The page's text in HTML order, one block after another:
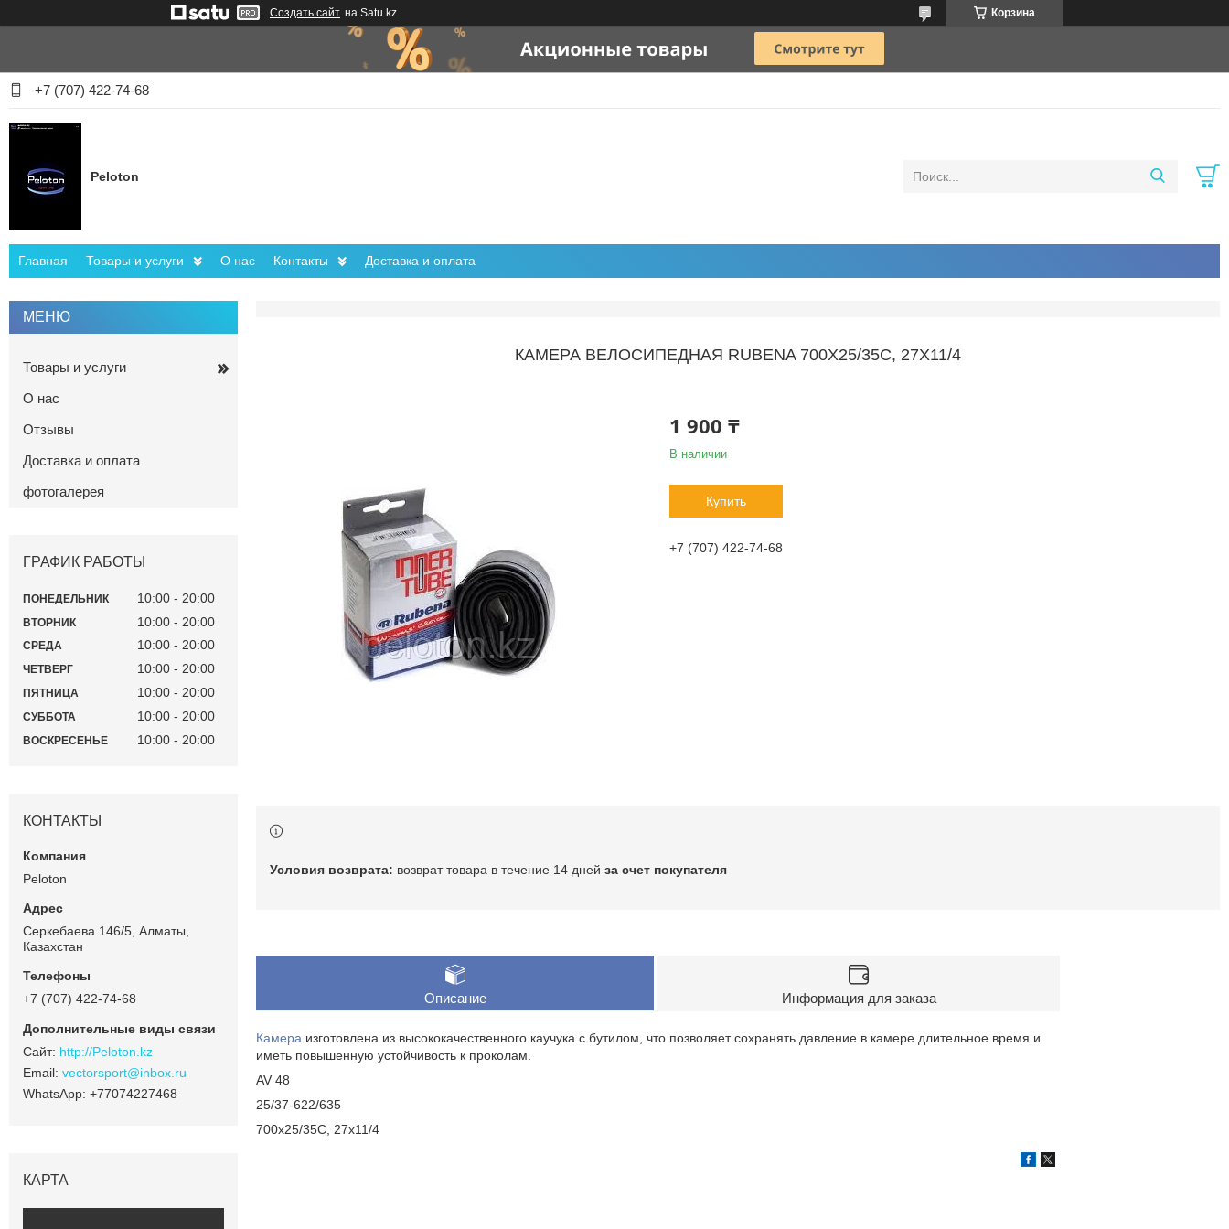
Создать сайт на Satu.kz Корзина
+7 (707) 422-74-68
Peloton
Главная Товары и услуги О нас Контакты Доставка и оплата
КАМЕРА ВЕЛОСИПЕДНАЯ RUBENA 700X25/35C, 27X11/4
1 900 ₸
В наличии
Купить
+7 (707) 422-74-68
возврат товара в течение 14 дней за счет покупателя
Описание Информация для заказа
Камера изготовлена из высококачественного каучука с бутилом, что позволяет сохранять давление в камере длительное время и
иметь повышенную устойчивость к проколам.
AV 48
25/37-622/635
700x25/35C, 27x11/4
Товары и услуги
О нас
Отзывы
Доставка и оплата
фотогалерея
ГРАФИК РАБОТЫ
ПОНЕДЕЛЬНИК 10:00 20:00
ВТОРНИК 10:00 20:00
СРЕДА 10:00 20:00
ЧЕТВЕРГ 10:00 20:00
ПЯТНИЦА 10:00 20:00
СУББОТА 10:00 20:00
ВОСКРЕСЕНЬЕ 10:00 20:00
КОНТАКТЫ
Peloton
Серкебаева 146/5, Алматы,
Казахстан
+7 (707) 422-74-68
http://Peloton.kz
vectorsport@inbox.ru
+77074227468
КАРТА